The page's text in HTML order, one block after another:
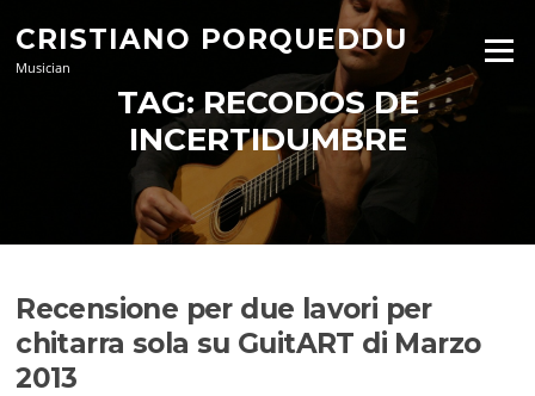
content
CRISTIANO PORQUEDDU
Musician
Menu
TAG:RECODOS DE
INCERTIDUMBRE
Recensione per due lavori per
chitarra sola su GuitART di Marzo
2013